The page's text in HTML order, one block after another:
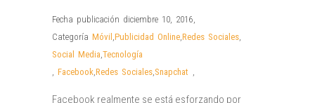
Fecha publicación diciembre 10, 2016,
Categoría Móvil ,Publicidad Online,Redes Sociales,
Social Media,Tecnología
, Facebook,Redes Sociales,Snapchat ,
Facebook realmente se está esforzando por